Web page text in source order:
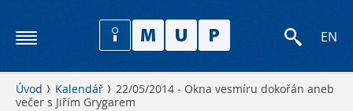
EN
Úvod Kalendář
22/05/2014 - Okna vesmíru dokořán aneb
večer s Jiřím Grygarem